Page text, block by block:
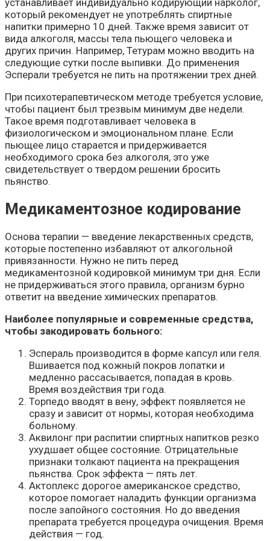
устанавливает индивидуально кодирующий нарколог,
который рекомендует не употреблять спиртные
напитки примерно 10 дней. Также время зависит от
вида алкоголя, массы тела пьющего человека и
других причин. Например, Тетурам можно вводить на
следующие сутки после выпивки. До применения
Эсперали требуется не пить на протяжении трех дней.
При психотерапевтическом методе требуется условие,
чтобы пациент был трезвым минимум две недели.
Такое время подготавливает человека в
физиологическом и эмоциональном плане. Если
пьющее лицо старается и придерживается
необходимого срока без алкоголя, это уже
свидетельствует о твердом решении бросить
пьянство.
Медикаментозное кодирование
Основа терапии — введение лекарственных средств,
которые постепенно избавляют от алкогольной
привязанности. Нужно не пить перед
медикаментозной кодировкой минимум три дня. Если
не придерживаться этого правила, организм бурно
ответит на введение химических препаратов.
Наиболее популярные и современные средства,
чтобы закодировать больного:
Эспераль производится в форме капсул или геля.
Вшивается под кожный покров лопатки и
медленно рассасывается, попадая в кровь.
Время воздействия три года.
Торпедо вводят в вену, эффект появляется не
сразу и зависит от нормы, которая необходима
больному.
Аквилонг при распитии спиртных напитков резко
ухудшает общее состояние. Отрицательные
признаки толкают пациента на прекращения
пьянства. Срок эффекта — пять лет.
Актоплекс дорогое американское средство,
которое помогает наладить функции организма
после запойного состояния. Но до введения
препарата требуется процедура очищения. Время
действия — год.